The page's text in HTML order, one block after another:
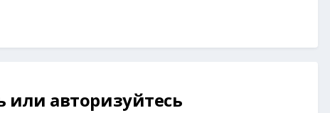
авторизуйтесь